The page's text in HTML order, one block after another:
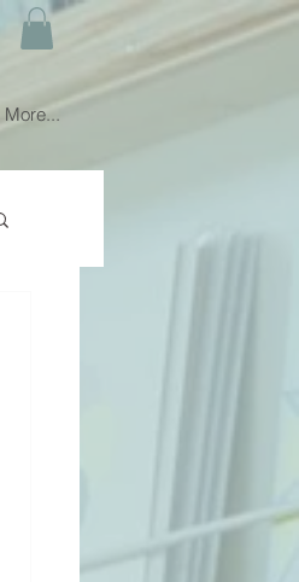
More...